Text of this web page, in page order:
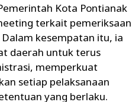
Kota Pontianak
terkait pemeriksaan
kesempatan itu, ia
daerah untuk terus
memperkuat
setiap pelaksanaan
yang berlaku.